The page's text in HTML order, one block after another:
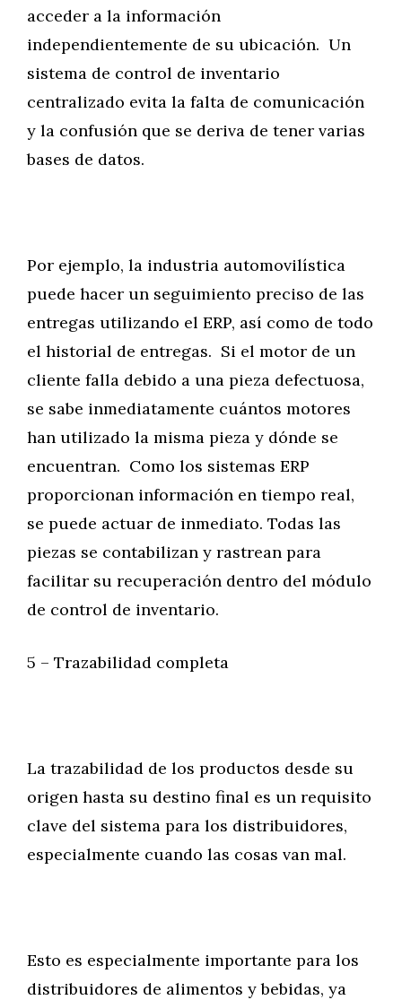
acceder a la información
independientemente de su ubicación. Un
sistema de control de inventario
centralizado evita la falta de comunicación
y la confusión que se deriva de tener varias
bases de datos.
Por ejemplo, la industria automovilística
puede hacer un seguimiento preciso de las
entregas utilizando el ERP, así como de todo
el historial de entregas. Si el motor de un
cliente falla debido a una pieza defectuosa,
se sabe inmediatamente cuántos motores
han utilizado la misma pieza y dónde se
encuentran. Como los sistemas ERP
proporcionan información en tiempo real,
se puede actuar de inmediato. Todas las
piezas se contabilizan y rastrean para
facilitar su recuperación dentro del módulo
de control de inventario.
5 – Trazabilidad completa
La trazabilidad de los productos desde su
origen hasta su destino final es un requisito
clave del sistema para los distribuidores,
especialmente cuando las cosas van mal.
Esto es especialmente importante para los
distribuidores de alimentos y bebidas, ya